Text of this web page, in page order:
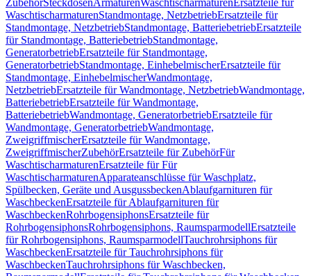
ZubehörSteckdosenArmaturenWaschtischarmaturen Ersatzteile für
WaschtischarmaturenStandmontage, NetzbetriebErsatzteile für
Standmontage, NetzbetriebStandmontage, BatteriebetriebErsatzteile
für Standmontage, BatteriebetriebStandmontage,
GeneratorbetriebErsatzteile für Standmontage,
GeneratorbetriebStandmontage, EinhebelmischerErsatzteile für
Standmontage, EinhebelmischerWandmontage,
NetzbetriebErsatzteile für Wandmontage, NetzbetriebWandmontage,
BatteriebetriebErsatzteile für Wandmontage,
BatteriebetriebWandmontage, GeneratorbetriebErsatzteile für
Wandmontage, GeneratorbetriebWandmontage,
ZweigriffmischerErsatzteile für Wandmontage,
ZweigriffmischerZubehörErsatzteile für ZubehörFür
WaschtischarmaturenErsatzteile für Für
WaschtischarmaturenApparateanschlüsse für Waschplatz,
Spülbecken, Geräte und AusgussbeckenAblaufgarnituren für
WaschbeckenErsatzteile für Ablaufgarnituren für
WaschbeckenRohrbogensiphonsErsatzteile für
RohrbogensiphonsRohrbogensiphons, RaumsparmodellErsatzteile
für Rohrbogensiphons, RaumsparmodellTauchrohrsiphons für
WaschbeckenErsatzteile für Tauchrohrsiphons für
WaschbeckenTauchrohrsiphons für Waschbecken,